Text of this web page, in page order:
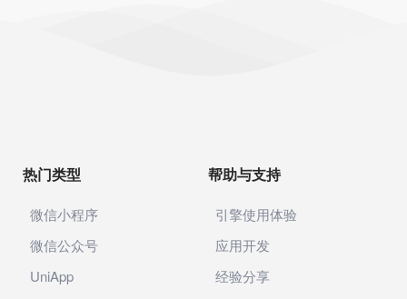
热门类型
微信小程序
微信公众号
UniApp
帮助与支持
引擎使用体验
应用开发
经验分享